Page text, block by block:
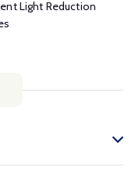
Light Reduction